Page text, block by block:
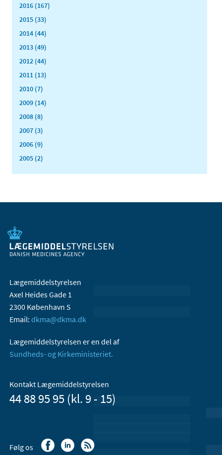
2016 (167)
2015 (33)
2014 (44)
2013 (49)
2012 (44)
2011 (13)
2010 (7)
2009 (14)
2008 (8)
2007 (3)
2006 (9)
2005 (2)
Lægemiddelstyrelsen
Axel Heides Gade 1
2300 København S
Email: dkma@dkma.dk
Lægemiddelstyrelsen er en del af
Sundheds- og Kirkeministeriet.
Kontakt Lægemiddelstyrelsen
44 88 95 95 (kl. 9 - 15)
Følg os